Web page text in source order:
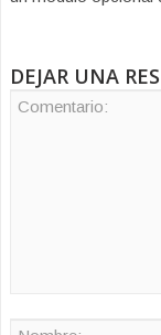
DEJAR UNA